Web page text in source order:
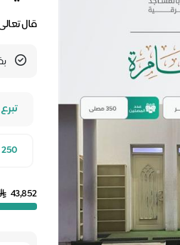
قال
250 ريال سهم ( عنك وعن زوجتك وابنائك )
43,852